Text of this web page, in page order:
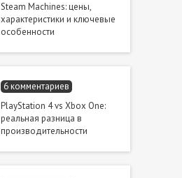
Steam Machines: цены,
характеристики и ключевые
особенности
6 комментариев
PlayStation 4 vs Xbox One:
реальная разница в
производительности